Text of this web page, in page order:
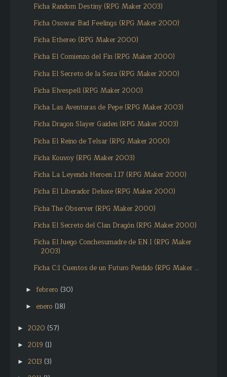
Ficha Random Destiny (RPG Maker 2003)
Ficha Osowar Bad Feelings (RPG Maker 2000)
Ficha Ethereo (RPG Maker 2000)
Ficha El Comienzo del Fin (RPG Maker 2000)
Ficha El Secreto de la Seza (RPG Maker 2000)
Ficha Elvespell (RPG Maker 2000)
Ficha Las Aventuras de Pepe (RPG Maker 2003)
Ficha Dragon Slayer Gaiden (RPG Maker 2003)
Ficha El Reino de Telsar (RPG Maker 2000)
Ficha Kouvoy (RPG Maker 2003)
Ficha La Leyenda Heroen 1.17 (RPG Maker 2000)
Ficha El Liberador Deluxe (RPG Maker 2000)
Ficha The Observer (RPG Maker 2000)
Ficha El Secreto del Clan Dragón (RPG Maker 2000)
Ficha El Juego Conchesumadre de EN.I (RPG Maker
2003)
Ficha C:1 Cuentos de un Futuro Perdido (RPG Maker ...
► febrero (30)
► enero (18)
► 2020 (57)
► 2019 (1)
► 2013 (3)